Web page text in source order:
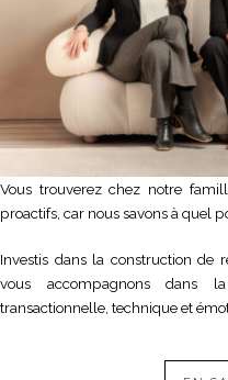
Vous trouverez chez notre
proactifs, car nous savons à quel
Investis dans la construction de
vous accompagnons dans
transactionnelle, technique et